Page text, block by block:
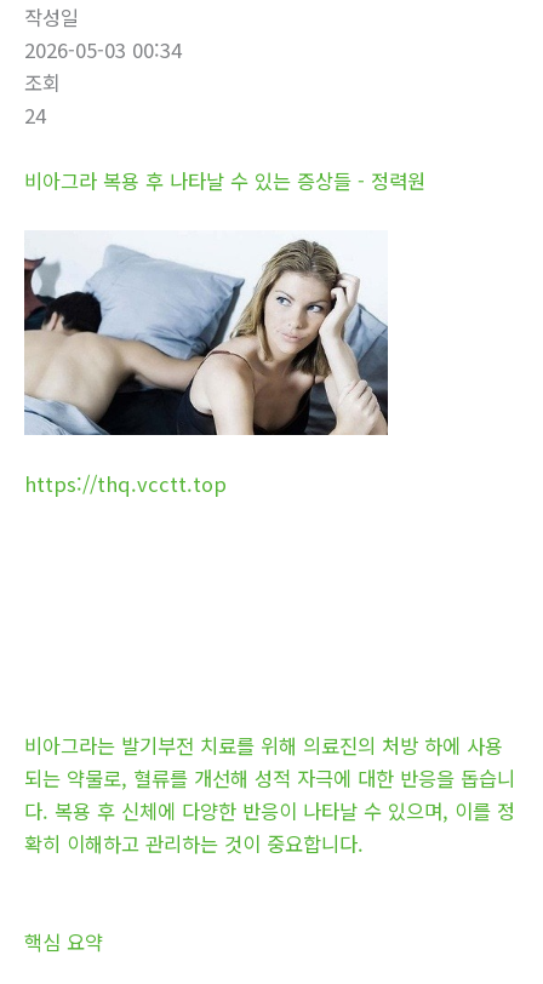
작성일
2026-05-03 00:34
조회
24
비아그라 복용 후 나타날 수 있는 증상들 - 정력원
https://thq.vcctt.top
비아그라는 발기부전 치료를 위해 의료진의 처방 하에 사용
되는 약물로, 혈류를 개선해 성적 자극에 대한 반응을 돕습니
다. 복용 후 신체에 다양한 반응이 나타날 수 있으며, 이를 정
확히 이해하고 관리하는 것이 중요합니다.
핵심 요약